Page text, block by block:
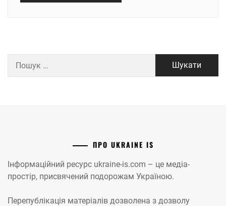
ПРО UKRAINE IS
Інформаційний ресурс ukraine-is.com – це медіа-
простір, присвячений подорожам Україною.
Перепублікація матеріалів дозволена з дозволу